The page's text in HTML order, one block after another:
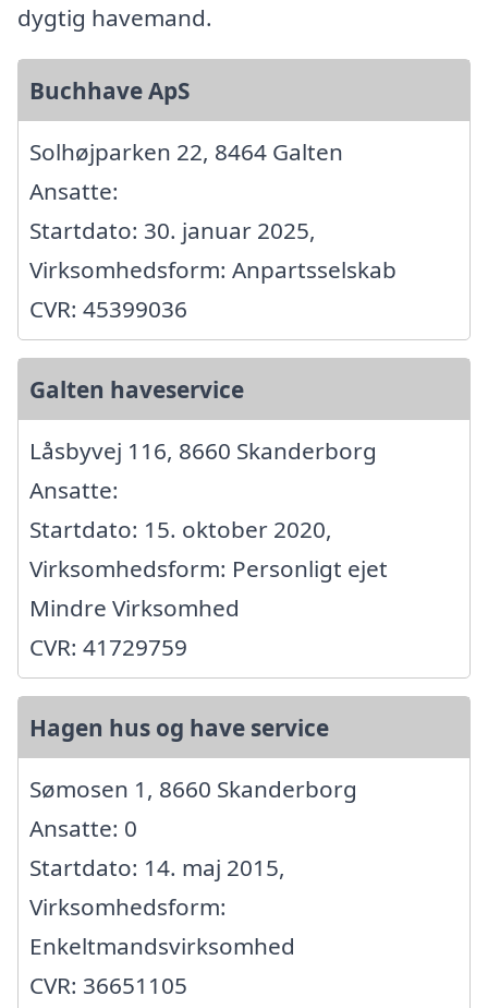
dygtig havemand.
Buchhave ApS
Solhøjparken 22, 8464 Galten
Ansatte:
Startdato: 30. januar 2025,
Virksomhedsform: Anpartsselskab
CVR: 45399036
Galten haveservice
Låsbyvej 116, 8660 Skanderborg
Ansatte:
Startdato: 15. oktober 2020,
Virksomhedsform: Personligt ejet
Mindre Virksomhed
CVR: 41729759
Hagen hus og have service
Sømosen 1, 8660 Skanderborg
Ansatte: 0
Startdato: 14. maj 2015,
Virksomhedsform:
Enkeltmandsvirksomhed
CVR: 36651105